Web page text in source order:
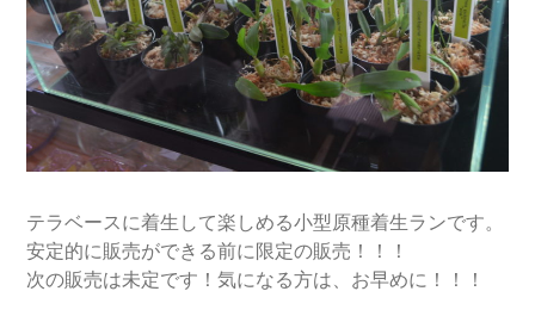
テラベースに着生して楽しめる小型原種着生ランです。
安定的に販売ができる前に限定の販売！！！
次の販売は未定です！気になる方は、お早めに！！！